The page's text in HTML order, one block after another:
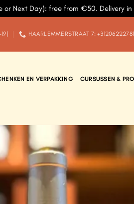
or Next Day): free from €50. Delivery
HAARLEMMERSTRAAT 7:
EN VERPAKKING CURSUSSEN &